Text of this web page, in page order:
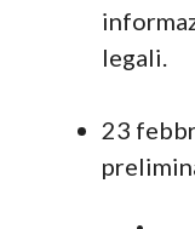
legali.
23